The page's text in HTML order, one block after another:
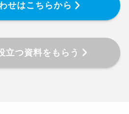
せはこちらから
立つ資料をもらう